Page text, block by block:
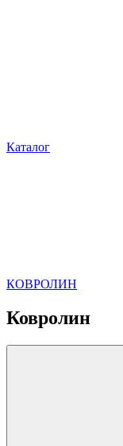
Каталог
КОВРОЛИН
Ковролин